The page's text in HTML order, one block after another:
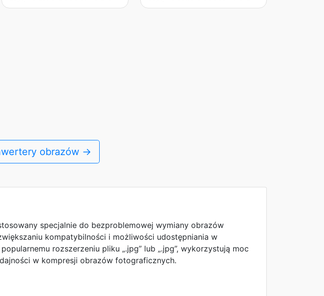
obrazów →
specjalnie do bezproblemowej wymiany obrazów
kompatybilności i możliwości udostępniania w
rozszerzeniu pliku „.jpg” lub „.jpg”, wykorzystują moc
w kompresji obrazów fotograficznych.